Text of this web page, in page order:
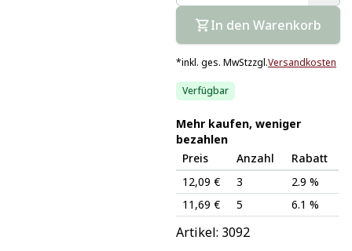
In den Warenkorb
*inkl. ges. MwStzzgl.Versandkosten
Verfügbar
Mehr kaufen, weniger
bezahlen
Preis
Anzahl
Rabatt
12,09 €
3
2.9 %
11,69 €
5 6.1 %
Artikel: 3092